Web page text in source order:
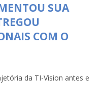
SUA
COM O
da TI-Vision antes e